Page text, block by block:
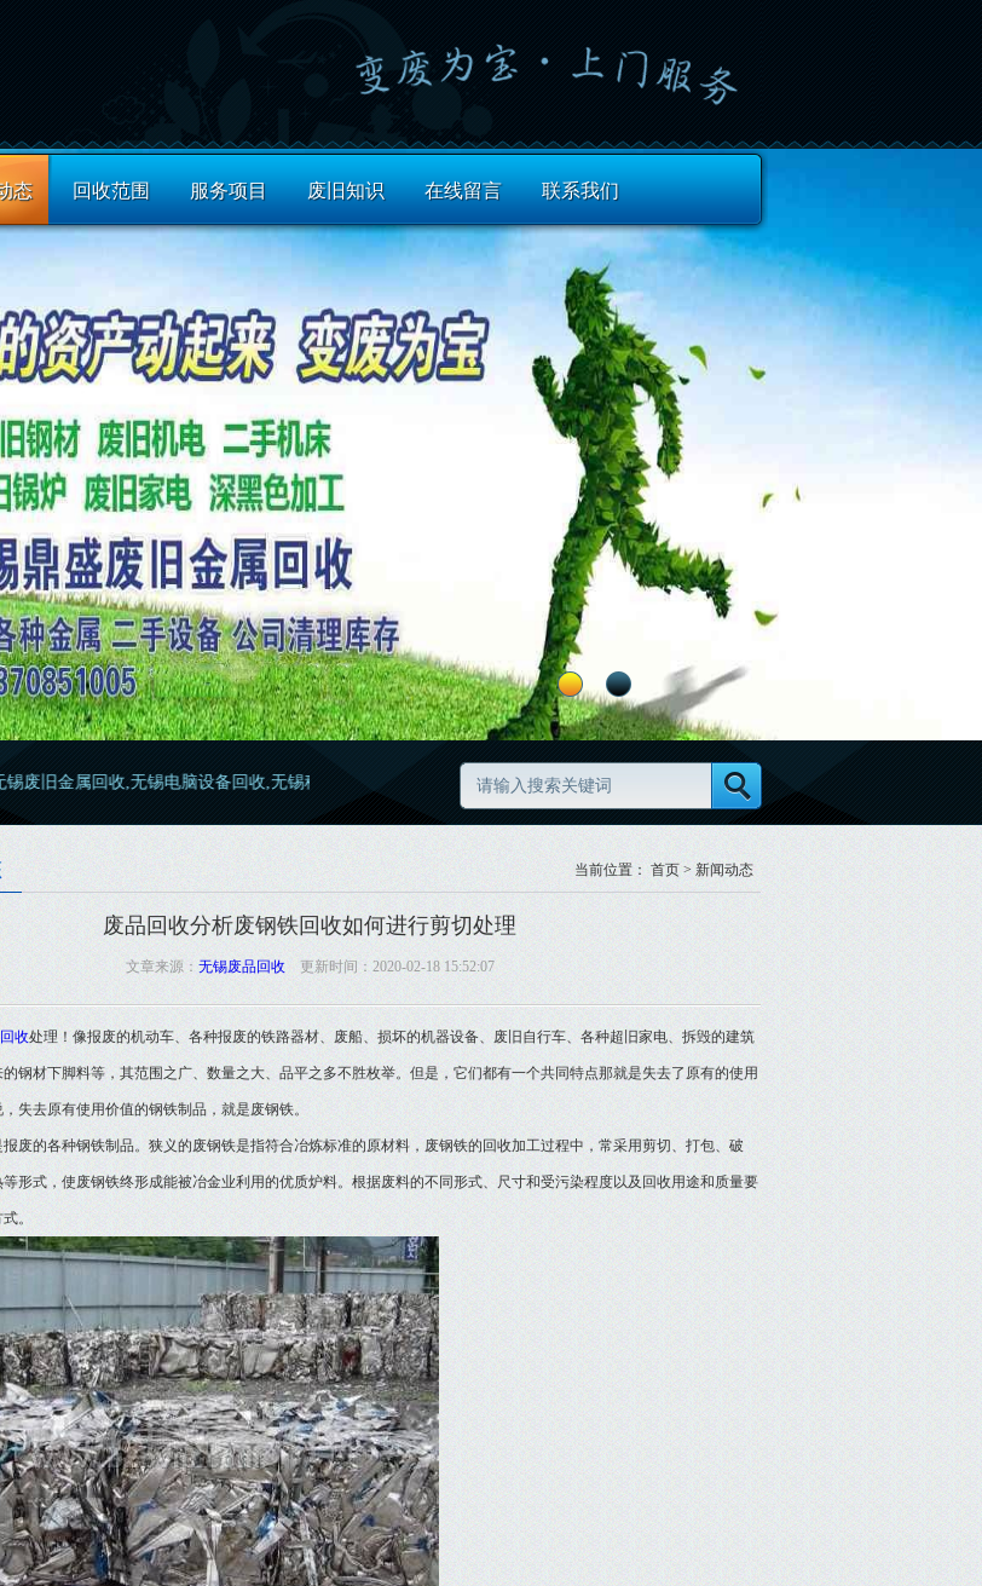
态 回收范围 服务项目 废旧知识 在线留言 联系我们
回收,无锡电脑设备回收,无锡稀有金属回收,无锡废钢回收,厂房拆迁,仓库积压物资回收,金属材料,计算机及配件,通信设备,化工产
当前位置： 首页 > 新闻动态
废品回收分析废钢铁回收如何进行剪切处理
文章来源： 无锡废品回收更新时间：2020-02-18 15:52:07
收处理！像报废的机动车、各种报废的铁路器材、废船、损坏的机器设备、废旧自行车、各种超旧家电、拆毁的建筑
钢材下脚料等，其范围之广、数量之大、品平之多不胜枚举。但是，它们都有一个共同特点那就是失去了原有的使用
失去原有使用价值的钢铁制品，就是废钢铁。
的各种钢铁制品。狭义的废钢铁是指符合冶炼标准的原材料，废钢铁的回收加工过程中，常采用剪切、打包、破
形式，使废钢铁终形成能被冶金业利用的优质炉料。根据废料的不同形式、尺寸和受污染程度以及回收用途和质量要
。